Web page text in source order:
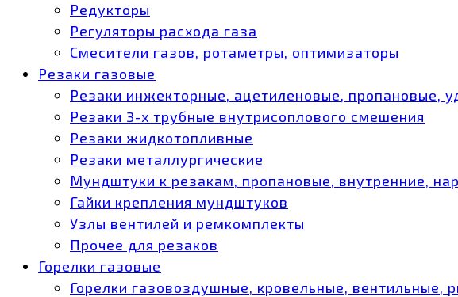
Редукторы
Регуляторы расхода газа
Смесители газов, ротаметры, оптимизаторы
Резаки газовые
Резаки инжекторные, ацетиленовые, пропановые,
Резаки 3-х трубные внутрисоплового смешения
Резаки жидкотопливные
Резаки металлургические
Мундштуки к резакам, пропановые, внутренние,
Гайки крепления мундштуков
Узлы вентилей и ремкомплекты
Прочее для резаков
Горелки газовые
Горелки газовоздушные, кровельные, вентильные,